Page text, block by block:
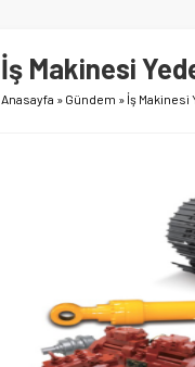
İş Makinesi
Anasayfa » Gündem » İş Makinesi